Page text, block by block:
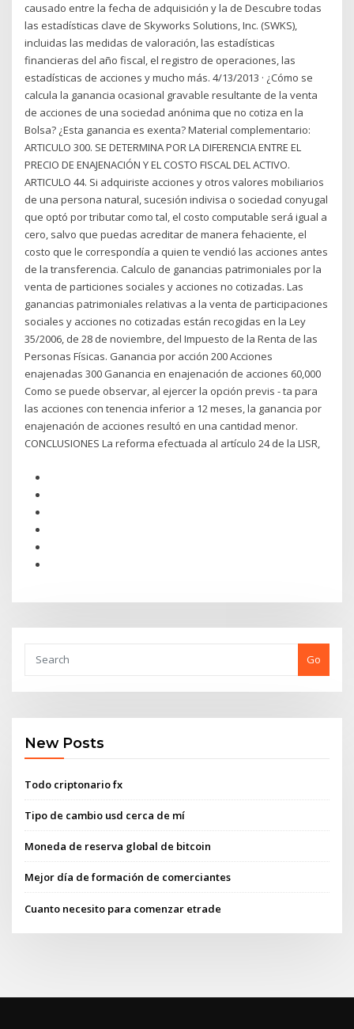
causado entre la fecha de adquisición y la de Descubre todas
las estadísticas clave de Skyworks Solutions, Inc. (SWKS),
incluidas las medidas de valoración, las estadísticas
financieras del año fiscal, el registro de operaciones, las
estadísticas de acciones y mucho más. 4/13/2013 · ¿Cómo se
calcula la ganancia ocasional gravable resultante de la venta
de acciones de una sociedad anónima que no cotiza en la
Bolsa? ¿Esta ganancia es exenta? Material complementario:
ARTICULO 300. SE DETERMINA POR LA DIFERENCIA ENTRE EL
PRECIO DE ENAJENACIÓN Y EL COSTO FISCAL DEL ACTIVO.
ARTICULO 44. Si adquiriste acciones y otros valores mobiliarios
de una persona natural, sucesión indivisa o sociedad conyugal
que optó por tributar como tal, el costo computable será igual a
cero, salvo que puedas acreditar de manera fehaciente, el
costo que le correspondía a quien te vendió las acciones antes
de la transferencia. Calculo de ganancias patrimoniales por la
venta de particiones sociales y acciones no cotizadas. Las
ganancias patrimoniales relativas a la venta de participaciones
sociales y acciones no cotizadas están recogidas en la Ley
35/2006, de 28 de noviembre, del Impuesto de la Renta de las
Personas Físicas. Ganancia por acción 200 Acciones
enajenadas 300 Ganancia en enajenación de acciones 60,000
Como se puede observar, al ejercer la opción previs - ta para
las acciones con tenencia inferior a 12 meses, la ganancia por
enajenación de acciones resultó en una cantidad menor.
CONCLUSIONES La reforma efectuada al artículo 24 de la LISR,
Go
New Posts
Todo criptonario fx
Tipo de cambio usd cerca de mí
Moneda de reserva global de bitcoin
Mejor día de formación de comerciantes
Cuanto necesito para comenzar etrade